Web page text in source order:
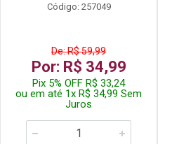
Código: 257049
De: R$ 59,99
Por: R$ 34,99
Pix 5% OFF R$ 33,24
ou em até 1x R$ 34,99 Sem
Juros